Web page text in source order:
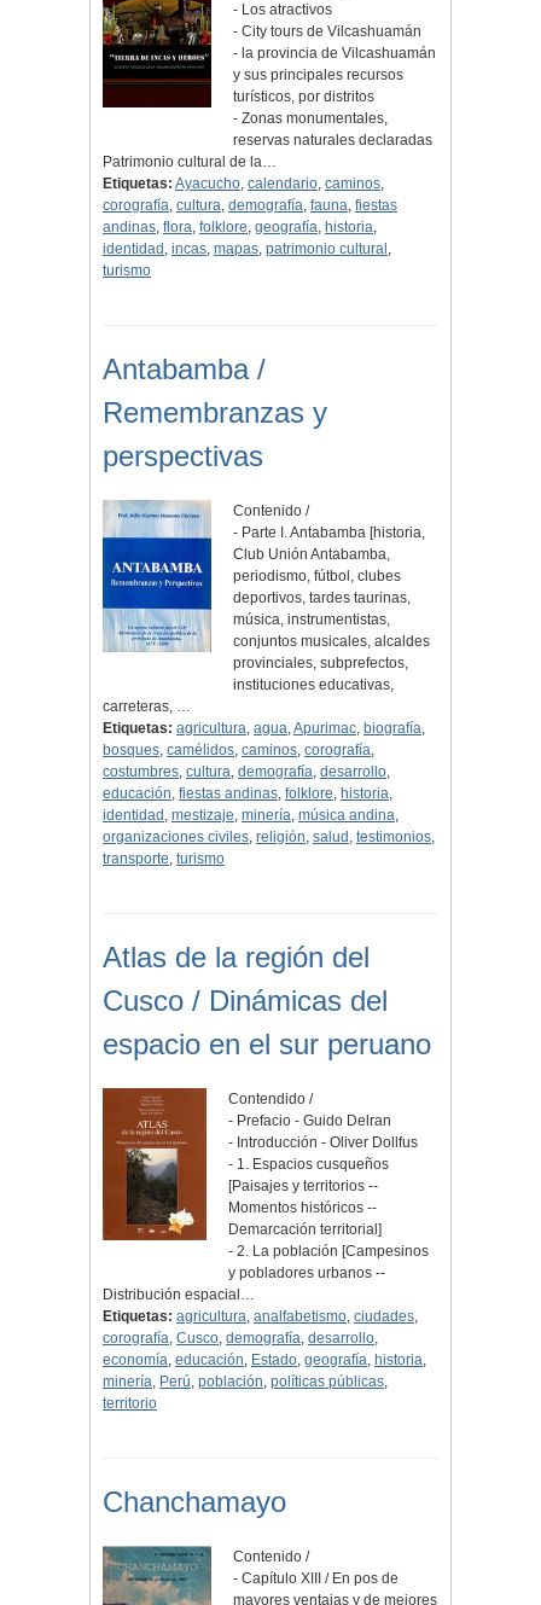
- Los atractivos
- City tours de Vilcashuamán
- la provincia de Vilcashuamán
y sus principales recursos
turísticos, por distritos
- Zonas monumentales,
reservas naturales declaradas
Patrimonio cultural de la…
Etiquetas: Ayacucho, calendario, caminos,
corografía, cultura, demografía, fauna, fiestas
andinas, flora, folklore, geografía, historia,
identidad , incas, mapas, patrimonio cultural ,
turismo
Antabamba /
Remembranzas y
perspectivas
Contenido /
- Parte I. Antabamba [historia,
Club Unión Antabamba,
periodismo, fútbol, clubes
deportivos, tardes taurinas,
música, instrumentistas,
conjuntos musicales, alcaldes
provinciales, subprefectos,
instituciones educativas,
carreteras, …
Etiquetas: agricultura, agua,Apurimac, biografía,
bosques, camélidos, caminos, corografía,
costumbres, cultura, demografía, desarrollo,
educación, fiestas andinas, folklore, historia,
identidad , mestizaje, minería, música andina,
organizaciones civiles, religión, salud , testimonios,
transporte, turismo
Atlas de la región del
Cusco / Dinámicas del
espacio en el sur peruano
Contendido /
- Prefacio - Guido Delran
- Introducción - Oliver Dollfus
- 1. Espacios cusqueños
[Paisajes y territorios --
Momentos históricos --
Demarcación territorial]
- 2. La población [Campesinos
y pobladores urbanos --
Distribución espacial…
Etiquetas: agricultura, analfabetismo, ciudades,
corografía, Cusco, demografía, desarrollo,
economía, educación, Estado, geografía, historia,
minería, Perú, población, políticas públicas,
territorio
Chanchamayo
Contenido /
- Capítulo XIII / En pos de
mayores ventajas y de mejores